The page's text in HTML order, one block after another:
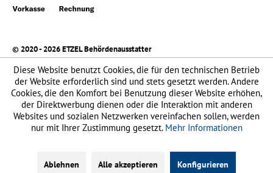
© 2020 - 2026 ETZEL Behördenausstatter
Diese Website benutzt Cookies, die für den technischen Betrieb
der Website erforderlich sind und stets gesetzt werden. Andere
Cookies, die den Komfort bei Benutzung dieser Website erhöhen,
der Direktwerbung dienen oder die Interaktion mit anderen
Websites und sozialen Netzwerken vereinfachen sollen, werden
nur mit Ihrer Zustimmung gesetzt. Mehr Informationen
Ablehnen Alle akzeptieren Konfigurieren